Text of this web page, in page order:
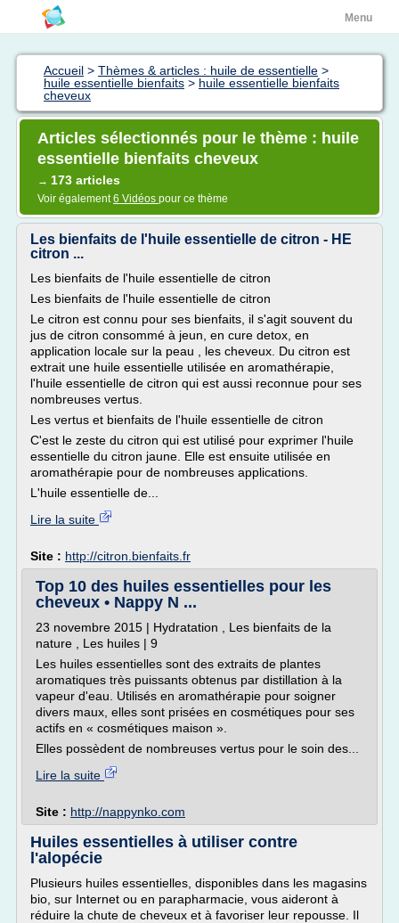
Menu
Accueil > Thèmes & articles : huile de essentielle >
huile essentielle bienfaits > huile essentielle bienfaits
cheveux
Articles sélectionnés pour le thème : huile
essentielle bienfaits cheveux
→ 173 articles
Voir également6 Vidéos pour ce thème
Les bienfaits de l'huile essentielle de citron - HE
citron ...
Les bienfaits de l'huile essentielle de citron
Les bienfaits de l'huile essentielle de citron
Le citron est connu pour ses bienfaits, il s'agit souvent du
jus de citron consommé à jeun, en cure detox, en
application locale sur la peau , les cheveux. Du citron est
extrait une huile essentielle utilisée en aromathérapie,
l'huile essentielle de citron qui est aussi reconnue pour ses
nombreuses vertus.
Les vertus et bienfaits de l'huile essentielle de citron
C'est le zeste du citron qui est utilisé pour exprimer l'huile
essentielle du citron jaune. Elle est ensuite utilisée en
aromathérapie pour de nombreuses applications.
L'huile essentielle de...
Lire la suite
Site : http://citron.bienfaits.fr
Top 10 des huiles essentielles pour les
cheveux • Nappy N ...
23 novembre 2015 | Hydratation , Les bienfaits de la
nature , Les huiles | 9
Les huiles essentielles sont des extraits de plantes
aromatiques très puissants obtenus par distillation à la
vapeur d'eau. Utilisés en aromathérapie pour soigner
divers maux, elles sont prisées en cosmétiques pour ses
actifs en « cosmétiques maison ».
Elles possèdent de nombreuses vertus pour le soin des...
Lire la suite
Site : http://nappynko.com
Huiles essentielles à utiliser contre
l'alopécie
Plusieurs huiles essentielles, disponibles dans les magasins
bio, sur Internet ou en parapharmacie, vous aideront à
réduire la chute de cheveux et à favoriser leur repousse. Il